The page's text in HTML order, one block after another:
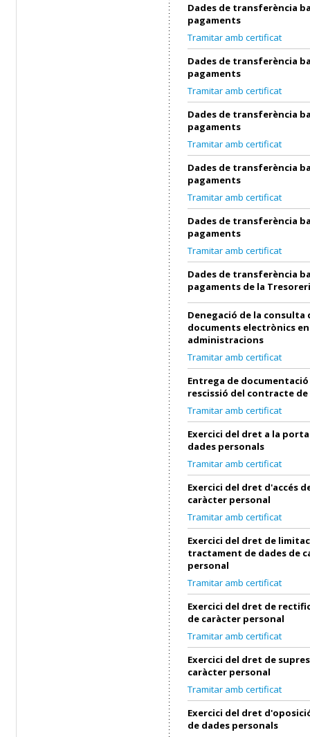
Dades de transferència
pagaments
Tramitar amb certificat
Dades de transferència
pagaments
Tramitar amb certificat
Dades de transferència
pagaments
Tramitar amb certificat
Dades de transferència
pagaments
Tramitar amb certificat
Dades de transferència
pagaments
Tramitar amb certificat
Dades de transferència
pagaments de la
Denegació de la consulta
documents electrònics
administracions
Tramitar amb certificat
Entrega de documentació
rescissió del contracte
Tramitar amb certificat
Exercici del dret a la
dades personals
Tramitar amb certificat
Exercici del dret d'accés
caràcter personal
Tramitar amb certificat
Exercici del dret de
tractament de dades de
personal
Tramitar amb certificat
Exercici del dret de
de caràcter personal
Tramitar amb certificat
Exercici del dret de
caràcter personal
Tramitar amb certificat
Exercici del dret
de dades personals